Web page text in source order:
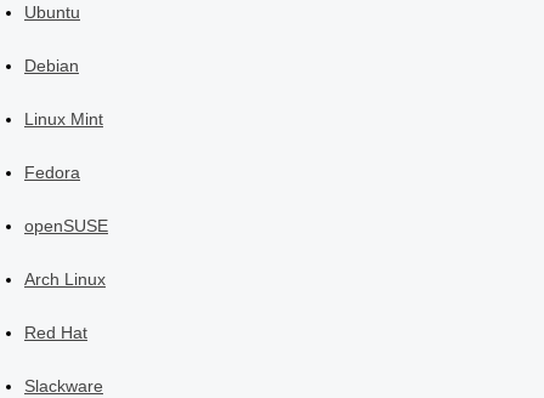
Ubuntu
Debian
Linux Mint
Fedora
openSUSE
Arch Linux
Red Hat
Slackware